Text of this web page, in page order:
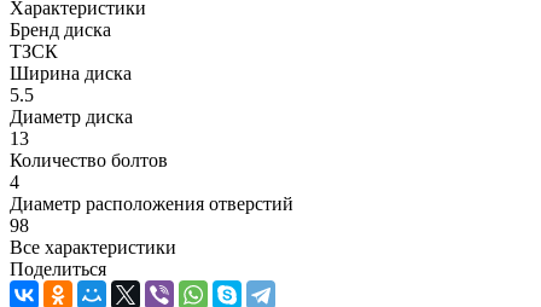
Характеристики
Бренд диска
ТЗСК
Ширина диска
5.5
Диаметр диска
13
Количество болтов
4
Диаметр расположения отверстий
98
Все характеристики
Поделиться